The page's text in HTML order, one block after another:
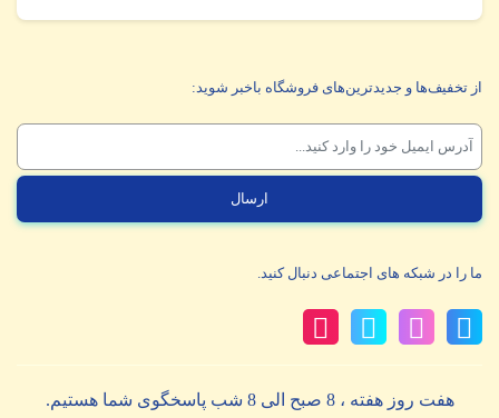
از تخفیف‌ها و جدیدترین‌های فروشگاه باخبر شوید:
ما را در شبکه های اجتماعی دنبال کنید.
هفت روز هفته ، 8 صبح الی 8 شب پاسخگوی شما هستیم.